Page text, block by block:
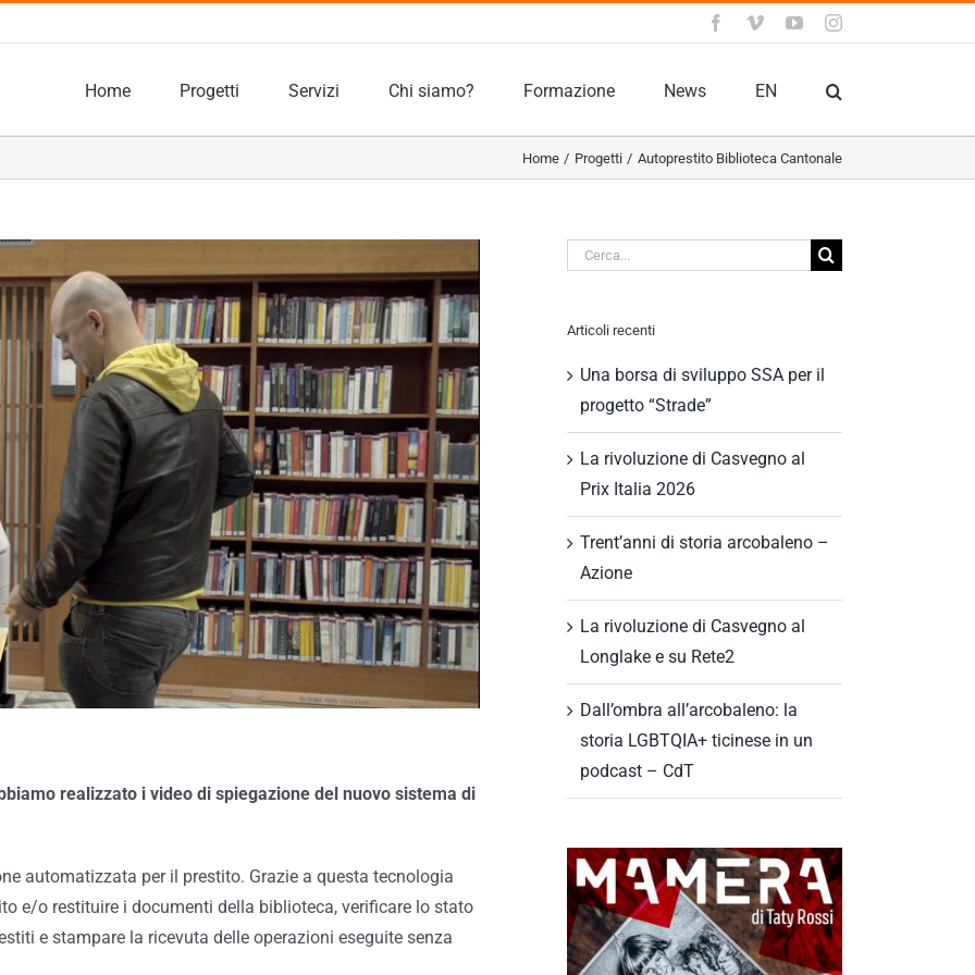
Facebook
VimeoYouTubeInstagram
Home Progetti Servizi Chi siamo? Formazione News EN
Home Progetti Autoprestito Biblioteca Cantonale
realizzato i video di spiegazione del nuovo sistema di
automatizzata per il prestito. Grazie a questa tecnologia
e/o restituire i documenti della biblioteca, verificare lo stato
e stampare la ricevuta delle operazioni eseguite senza
Cerca
Articoli recenti
Una borsa di sviluppo SSA per il
progetto “Strade”
La rivoluzione di Casvegno al
Prix Italia 2026
Trent’anni di storia arcobaleno –
Azione
La rivoluzione di Casvegno al
Longlake e su Rete2
Dall’ombra all’arcobaleno: la
storia LGBTQIA+ ticinese in un
podcast – CdT